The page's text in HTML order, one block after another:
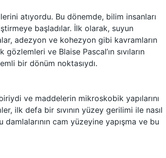
atıyordu. Bu dönemde, bilim insanları
başladılar. İlk olarak, suyun
adezyon ve kohezyon gibi kavramların
ve Blaise Pascal’ın sıvıların
bir dönüm noktasıydı.
ve maddelerin mikroskobik yapılarını
ilk defa bir sıvının yüzey gerilimi ile nasıl
cam yüzeyine yapışma ve bu